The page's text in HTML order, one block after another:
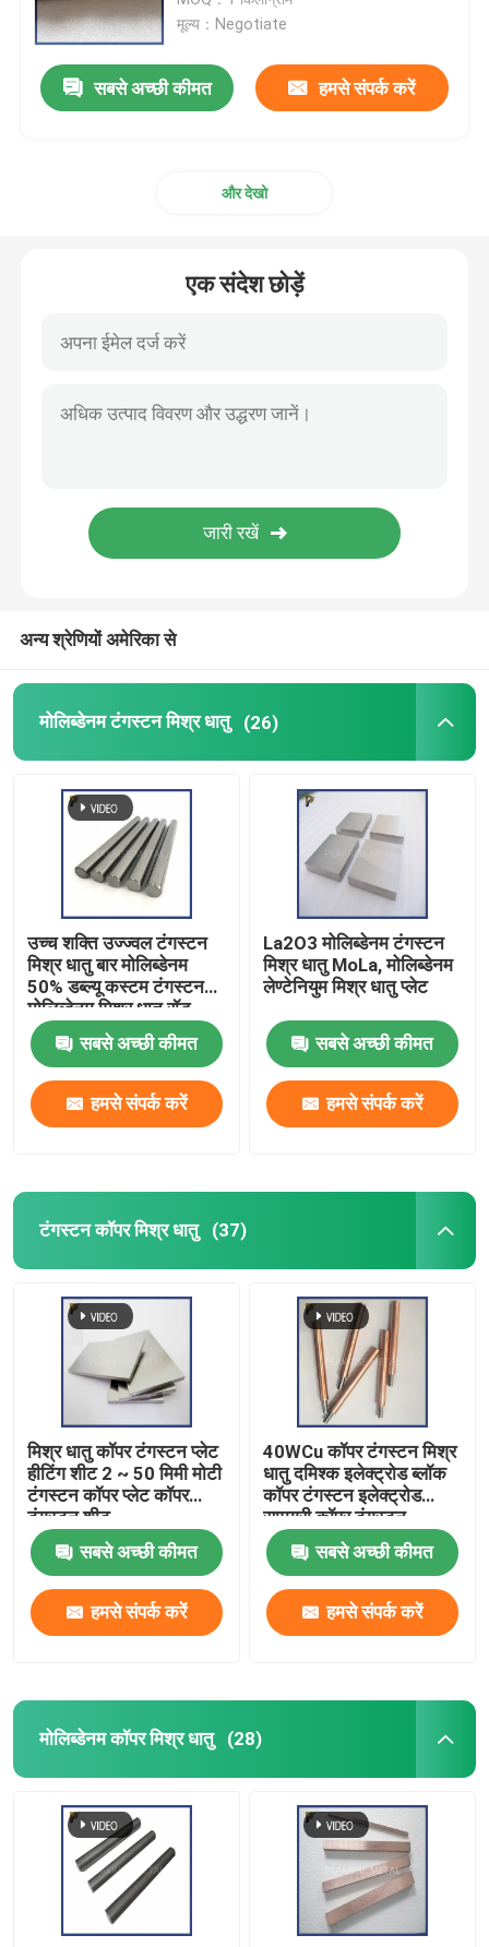
मोलिब्डेनम उत्पाद
टैंटलम उत्पाद
टाइटेनियम उत्पाद
मूल्य：Negotiate
सबसे अच्छी कीमत हमसे संपर्क करें
और देखो
एक संदेश छोड़ें
अन्य श्रेणियों अमेरिका से
मोलिब्डेनम टंगस्टन मिश्र धातु (26)
उच्च शक्ति उज्ज्वल टंगस्टन
मिश्र धातु बार मोलिब्डेनम
50% डब्ल्यू कस्टम टंगस्टन
मोलिब्डेनम मिश्र धातु रॉड
पॉलिश सतह WMo मिश्र धातु
सबसे अच्छी कीमत
हमसे संपर्क करें
La2O3 मोलिब्डेनम टंगस्टन
मिश्र धातु MoLa, मोलिब्डेनम
लेण्टेनियुम मिश्र धातु प्लेट
सबसे अच्छी कीमत
हमसे संपर्क करें
टंगस्टन कॉपर मिश्र धातु (37)
मिश्र धातु कॉपर टंगस्टन प्लेट
हीटिंग शीट 2 ~ 50 मिमी मोटी
टंगस्टन कॉपर प्लेट कॉपर
टंगस्टन शीट
सबसे अच्छी कीमत
हमसे संपर्क करें
40WCu कॉपर टंगस्टन मिश्र
धातु दमिश्क इलेक्ट्रोड ब्लॉक
कॉपर टंगस्टन इलेक्ट्रोड
सामग्री कॉपर टंगस्टन
इलेक्ट्रोड
सबसे अच्छी कीमत
हमसे संपर्क करें
मोलिब्डेनम कॉपर मिश्र धातु (28)